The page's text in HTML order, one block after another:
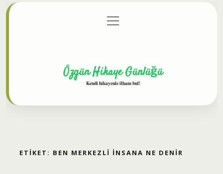
Gizlilik Politikası
menüyü
aç
Özgün Hikaye Günlüğü
Kendi hikayenle ilham bul!
ETIKET: BEN MERKEZLI INSANA NE DENIR